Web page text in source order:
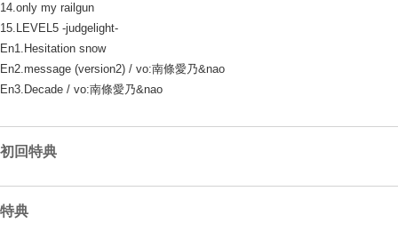
14.only my railgun
15.LEVEL5 -judgelight-
En1.Hesitation snow
En2.message (version2) / vo:南條愛乃&nao
En3.Decade / vo:南條愛乃&nao
初回特典
特典